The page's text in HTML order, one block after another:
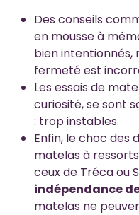
Des conseils
en mousse à
bien intentionnés,
fermeté est
Les essais de
curiosité, se sont
: trop instables.
Enfin, le choc des
matelas à
ceux de Tréca ou
indépendance
matelas ne